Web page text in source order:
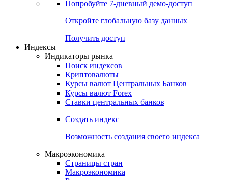
Денежный рынок
Календарь инвестора
Попробуйте7-дневный
Откройте глобальную базу данных
Получить доступ
Индикаторы рынка
Поиск индексов
Курсы валют Центральных Банков
Ставки центральных банков
Создать индекс
Возможность создания своего индекса